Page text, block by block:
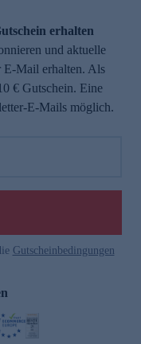
erhalten
und aktuelle
E-Mail erhalten. Als
€ Gutschein. Eine
E-Mails möglich.
Gutscheinbedingungen